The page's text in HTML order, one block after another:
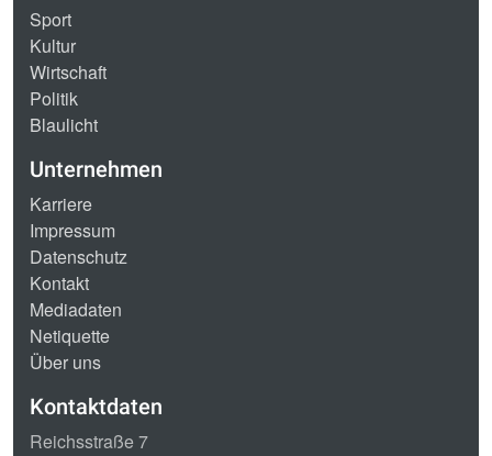
Sport
Kultur
Wirtschaft
Politik
Blaulicht
Unternehmen
Karriere
Impressum
Datenschutz
Kontakt
Mediadaten
Netiquette
Über uns
Kontaktdaten
Reichsstraße 7